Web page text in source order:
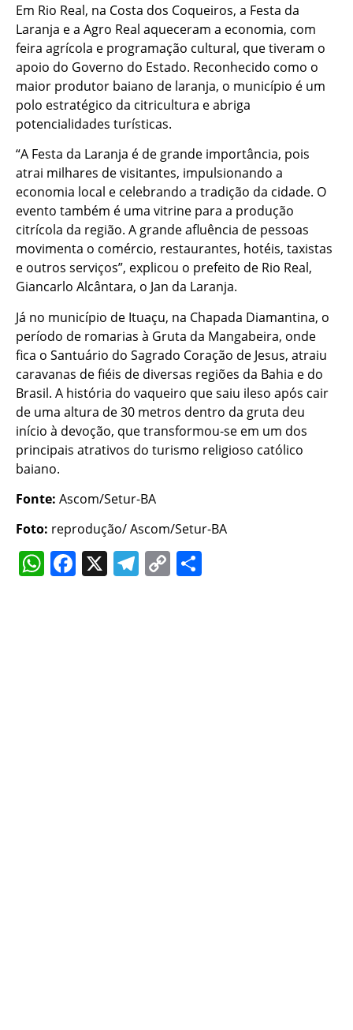
Em Rio Real, na Costa dos Coqueiros, a Festa da
Laranja e a Agro Real aqueceram a economia, com
feira agrícola e programação cultural, que tiveram o
apoio do Governo do Estado. Reconhecido como o
maior produtor baiano de laranja, o município é um
polo estratégico da citricultura e abriga
potencialidades turísticas.
“A Festa da Laranja é de grande importância, pois
atrai milhares de visitantes, impulsionando a
economia local e celebrando a tradição da cidade. O
evento também é uma vitrine para a produção
citrícola da região. A grande afluência de pessoas
movimenta o comércio, restaurantes, hotéis, taxistas
e outros serviços”, explicou o prefeito de Rio Real,
Giancarlo Alcântara, o Jan da Laranja.
Já no município de Ituaçu, na Chapada Diamantina, o
período de romarias à Gruta da Mangabeira, onde
fica o Santuário do Sagrado Coração de Jesus, atraiu
caravanas de fiéis de diversas regiões da Bahia e do
Brasil. A história do vaqueiro que saiu ileso após cair
de uma altura de 30 metros dentro da gruta deu
início à devoção, que transformou-se em um dos
principais atrativos do turismo religioso católico
baiano.
Fonte: Ascom/Setur-BA
Foto: reprodução/ Ascom/Setur-BA
WhatsApp
Facebook
X Telegram
Copy